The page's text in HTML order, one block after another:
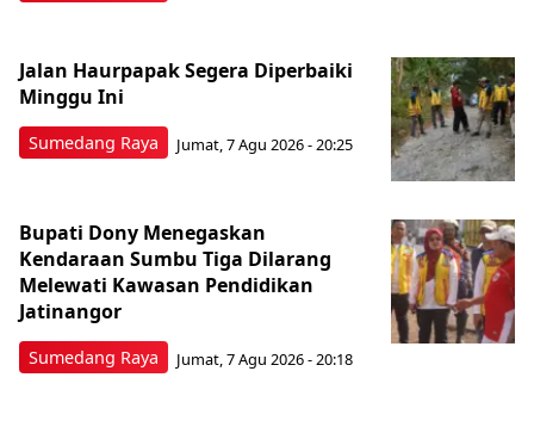
Sumedang Raya
Jalan Haurpapak Segera Diperbaiki
Minggu Ini
Jumat, 7 Agu 2026 - 20:25
Sumedang Raya
Bupati Dony Menegaskan
Kendaraan Sumbu Tiga Dilarang
Melewati Kawasan Pendidikan
Jatinangor
Jumat, 7 Agu 2026 - 20:18